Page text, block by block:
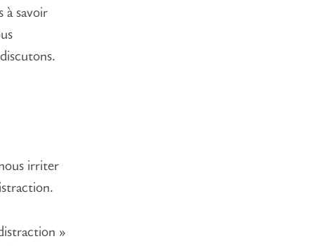
à savoir
irriter
»